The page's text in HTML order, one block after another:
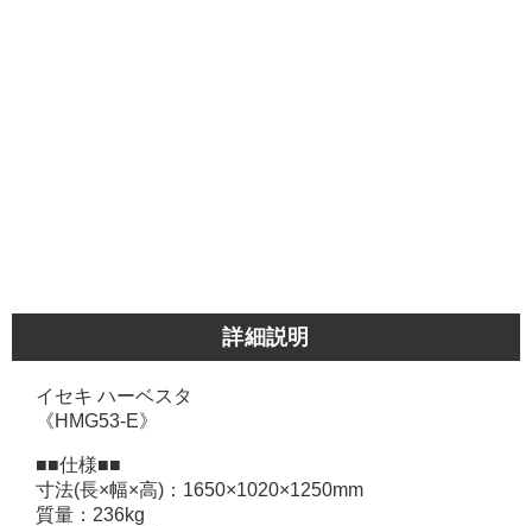
詳細説明
イセキ ハーベスタ
《HMG53-E》
■■仕様■■
寸法(長×幅×高)：1650×1020×1250mm
質量：236kg